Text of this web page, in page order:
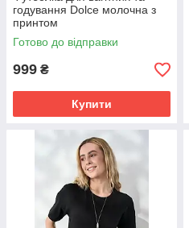
годування Dolce молочна з
принтом
Готово до відправки
999 ₴
Купити